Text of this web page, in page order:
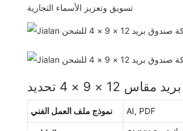
تسويق وتعزيز الأسماء التجارية
12 × 9 × 4 تحديد
نموذج ملف العمل الفني AI, PDF